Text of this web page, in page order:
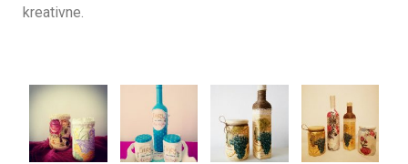
kreativne.